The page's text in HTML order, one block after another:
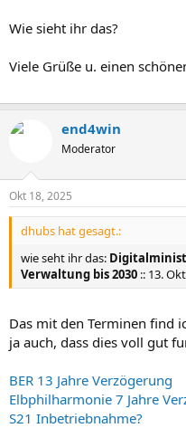
Wie sieht ihr das?
Viele Grüße u. einen
end4win
Moderator
Okt 18, 2025
dhubs hat gesagt.:
wie seht ihr das:
Verwaltung bis 2030 :: 13.
Das mit den Terminen find
ja auch, dass dies voll gut
BER 13 Jahre Verzögerung
Elbphilharmonie 7 Jahre
S21 Inbetriebnahme?